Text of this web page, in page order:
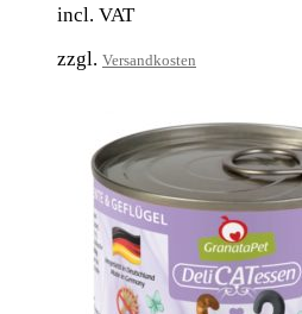
incl. VAT
zzgl. Versandkosten